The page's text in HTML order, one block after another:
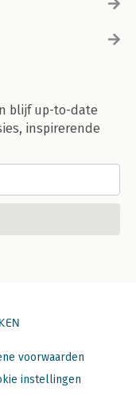
blijf up-to-date
inspirerende
voorwaarden
instellingen